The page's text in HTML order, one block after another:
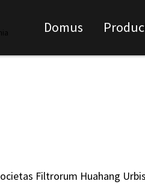
Domus
Filtrorum Huahang